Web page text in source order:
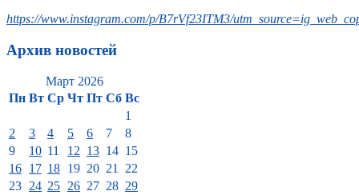
https://www.instagram.com/p/B7rVf23ITM3/
Архив новостей
Март 2026
Пн Вт Ср Чт Пт Сб Вс
1
2
3 4 5 6 7
8
9
10 11 12 13 14 15
16 17 18 19 20 21
22
23 24 25 26 27 28 29